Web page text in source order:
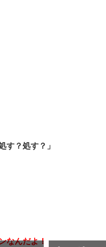
す？処す？」
なんだよ！